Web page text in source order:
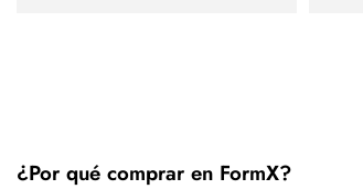
¿Por qué comprar en FormX?